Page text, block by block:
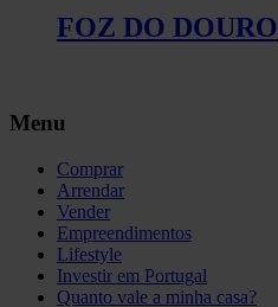
FOZ DO DOURO
Menu
Comprar
Arrendar
Vender
Empreendimentos
Lifestyle
Investir em Portugal
Quanto vale a minha casa?